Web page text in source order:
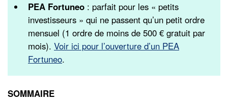
PEA Fortuneo : parfait pour les « petits
investisseurs » qui ne passent qu’un petit ordre
mensuel (1 ordre de moins de 500 € gratuit par
mois). Voir ici pour l’ouverture d’un PEA
Fortuneo.
SOMMAIRE